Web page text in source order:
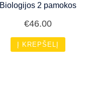
Biologijos 2 pamokos
€46.00
Į KREPŠELĮ